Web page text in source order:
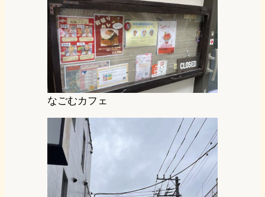
なごむカフェ